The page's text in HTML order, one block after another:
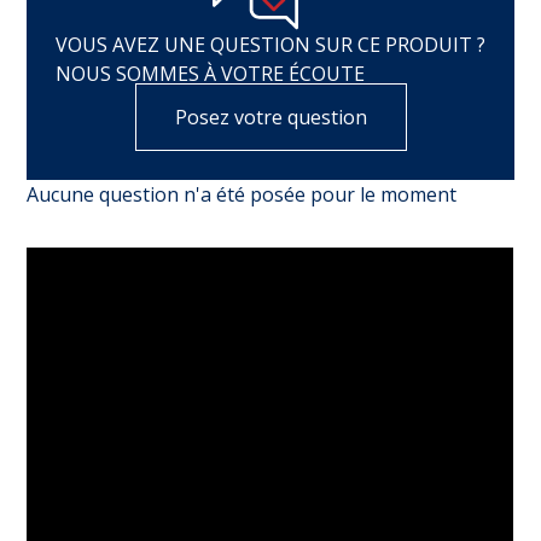
VOUS AVEZ UNE QUESTION SUR CE PRODUIT ?
NOUS SOMMES À VOTRE ÉCOUTE
Posez votre question
Aucune question n'a été posée pour le moment